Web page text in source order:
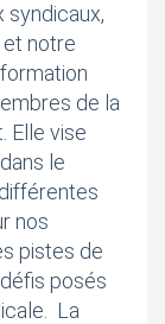
syndicaux,
notre
de la
Elle vise
le
nos
pistes de
posés
La